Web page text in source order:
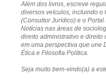
Além dos livros, escreve
diversos veículos, incluindo o
(Consultor Jurídico) e o Portal
Notícias nas áreas de
direito administrativo e direito
em uma perspectiva que une
Ética e Filosofia Política.
Seja muito bem-vindo(a) a